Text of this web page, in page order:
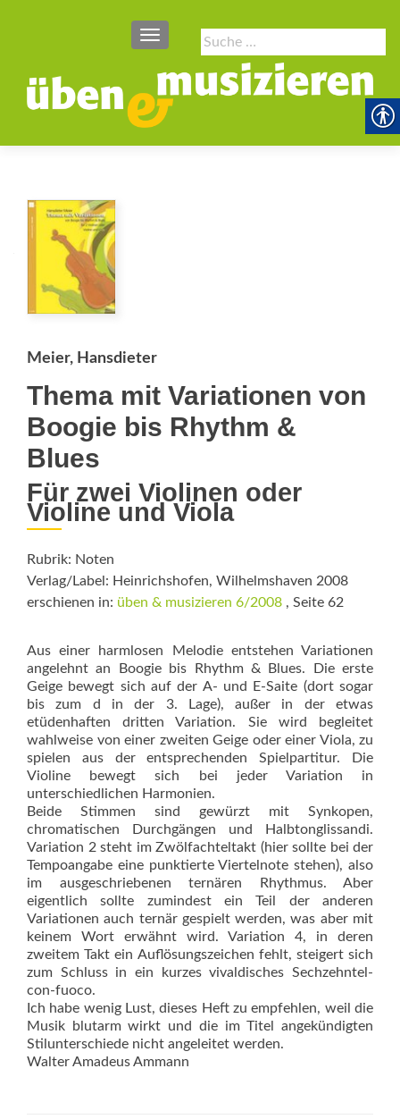
Suche
nach:
SCHALTE NAVIGATION
Meier, Hansdieter
Thema mit Variationen von
Boogie bis Rhythm &
Blues
Für zwei Violinen oder
Violine und Viola
Rubrik: Noten
Verlag/Label: Heinrichshofen, Wilhelmshaven 2008
erschienen in: üben & musizieren 6/2008 , Seite 62
Aus einer harmlosen Melodie entstehen Variationen
angelehnt an Boogie bis Rhythm & Blues. Die erste
Geige bewegt sich auf der A- und E-Saite (dort sogar
bis zum d in der 3. Lage), außer in der etwas
etüdenhaften dritten Variation. Sie wird begleitet
wahlweise von einer zweiten Geige oder einer Viola, zu
spielen aus der entsprechenden Spielpartitur. Die
Violine bewegt sich bei jeder Variation in
unterschiedlichen Harmonien.
Beide Stimmen sind gewürzt mit Synkopen,
chromatischen Durchgängen und Halbtonglissandi.
Variation 2 steht im Zwölfachteltakt (hier sollte bei der
Tempoangabe eine punktierte Viertelnote stehen), also
im ausgeschriebenen ternären Rhythmus. Aber
eigentlich sollte zumindest ein Teil der anderen
Variationen auch ternär gespielt werden, was aber mit
keinem Wort erwähnt wird. Variation 4, in deren
zweitem Takt ein Auflösungszeichen fehlt, steigert sich
zum Schluss in ein kurzes vivaldisches Sechzehntel-
con-fuoco.
Ich habe wenig Lust, dieses Heft zu empfehlen, weil die
Musik blutarm wirkt und die im Titel angekündigten
Stilunterschiede nicht angeleitet werden.
Walter Amadeus Ammann